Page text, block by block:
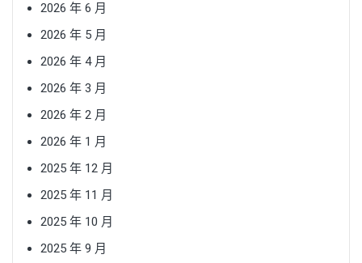
2026 年 6 月
2026 年 5 月
2026 年 4 月
2026 年 3 月
2026 年 2 月
2026 年 1 月
2025 年 12 月
2025 年 11 月
2025 年 10 月
2025 年 9 月